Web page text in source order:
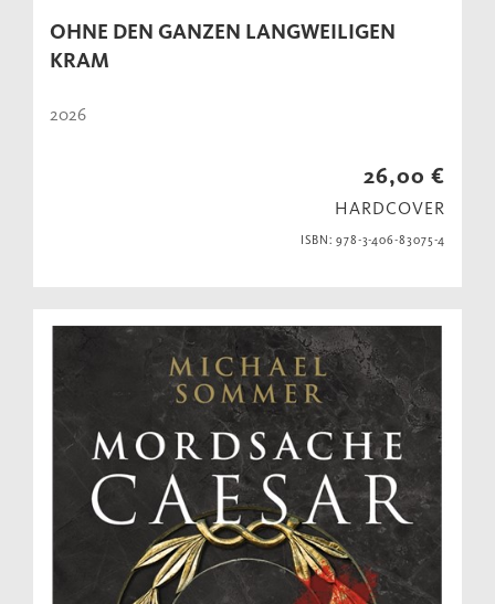
OHNE DEN GANZEN LANGWEILIGEN
KRAM
2026
26,00 €
HARDCOVER
ISBN: 978-3-406-83075-4